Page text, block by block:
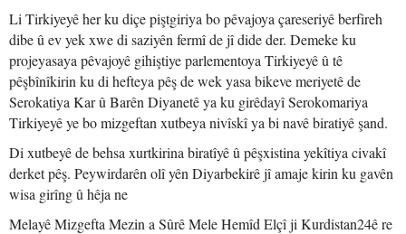
Li Tirkiyeyê her ku diçe piştgiriya bo pêvajoya çareseriyê berfireh
dibe û ev yek xwe di saziyên fermî de jî dide der. Demeke ku
projeyasaya pêvajoyê gihiştiye parlementoya Tirkiyeyê û tê
pêşbînîkirin ku di hefteya pêş de wek yasa bikeve meriyetê de
Serokatiya Kar û Barên Diyanetê ya ku girêdayî Serokomariya
Tirkiyeyê ye bo mizgeftan xutbeya nivîskî ya bi navê biratiyê şand.
Di xutbeyê de behsa xurtkirina biratîyê û pêşxistina yekîtiya civakî
derket pêş. Peywirdarên olî yên Diyarbekirê jî amaje kirin ku gavên
wisa girîng û hêja ne
Melayê Mizgefta Mezin a Sûrê Mele Hemîd Elçî ji Kurdistan24ê re